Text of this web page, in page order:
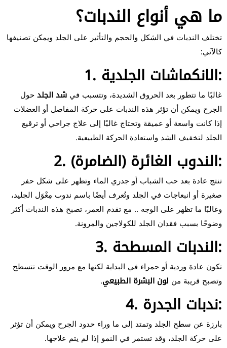
ما هي أنواع الندبات؟
تختلف الندبات في الشكل والحجم والتأثير على الجلد ويمكن تصنيفها
كالآتي:
1. الانكماشات الجلدية:
غالبًا ما تتطور بعد الحروق الشديدة، وتتسبب في شد الجلدحول
الجرح ويمكن أن تؤثر هذه الندبات على حركة المفاصل أو العضلات
إذا كانت واسعة أو عميقة وتحتاج غالبًا إلى علاج جراحي أو ترقيع
الجلد لتخفيف الشد واستعادة الحركة الطبيعية.
2. الندوب الغائرة (الضامرة):
تنتج عادة بعد حب الشباب أو جدري الماء وتظهر على شكل حفر
صغيرة أو انبعاجات في الجلد وتُعرف أيضًا باسم ندوب مِعْوَل الجليد،
وغالبًا ما تظهر على الوجه .. مع تقدم العمر، تصبح هذه الندبات أكثر
وضوحًا بسبب فقدان الجلد للكولاجين والمرونة.
3. الندبات المسطحة:
تكون عادة وردية أو حمراء في البداية لكنها مع مرور الوقت تتسطح
وتصبح قريبة من لون البشرة الطبيعي.
4. ندبات الجدرة:
بارزة عن سطح الجلد وتمتد إلى ما وراء حدود الجرح ويمكن أن تؤثر
على حركة الجلد، وقد تستمر في النمو إذا لم يتم علاجها.